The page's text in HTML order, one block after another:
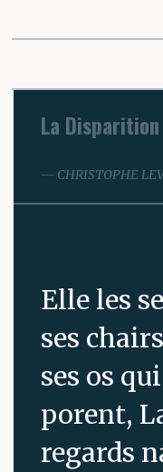
La
CHRISTOPHE
Elle les
ses
ses os qui
porent,
regards